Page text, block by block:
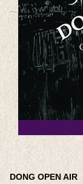
DONG OPEN AIR